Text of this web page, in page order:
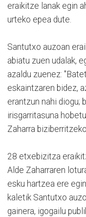
eraikitze lanak egin
urteko epea dute.
Santutxo auzoan
abiatu zuen udalak,
azaldu zuenez:
eskaintzaren bidez,
erantzun nahi diogu;
irisgarritasuna
Zaharra
28 etxebizitza
Alde Zaharraren
esku hartzea ere
kaletik Santutxo
gainera, igogailu